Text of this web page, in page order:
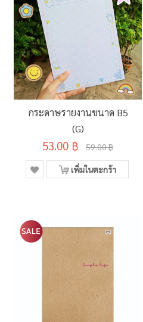
กระดาษรายงานขนาด B5
(G)
53.00 ฿ 59.00 ฿
เพิ่มในตะกร้า